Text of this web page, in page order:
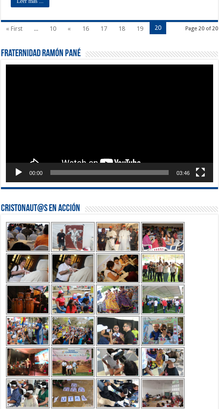
Page 20 of 20
« First ... 10 « 16 17 18 19 20
Fraternidad Ramón Pané
00:00 03:46
Cristonaut@s en Acción